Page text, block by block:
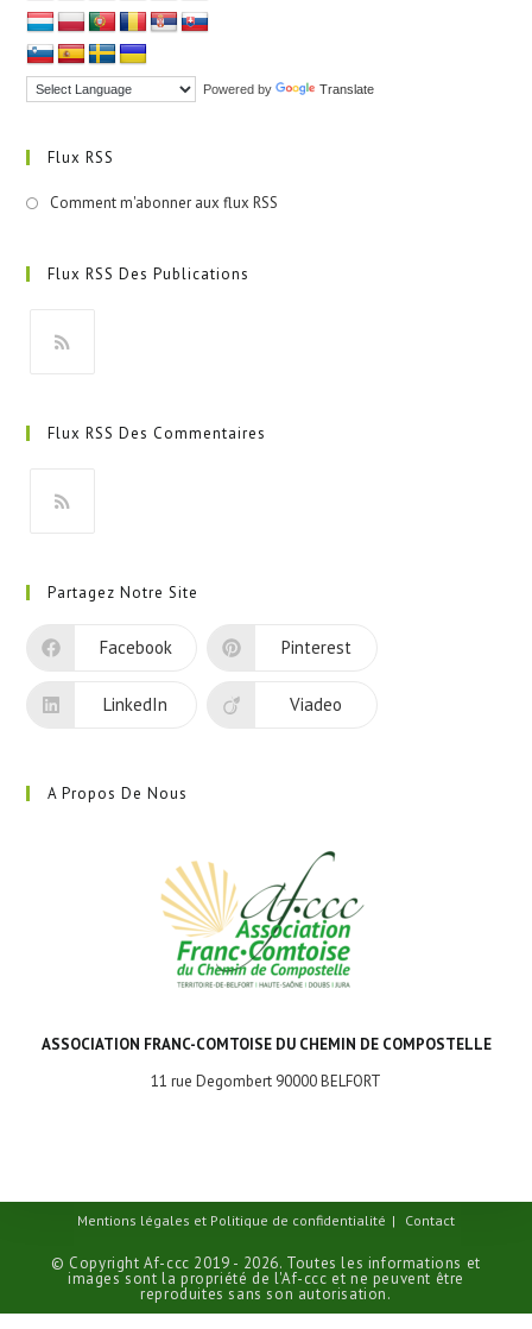
Powered by Translate
Flux RSS
Comment m'abonner aux flux RSS
Flux RSS Des Publications
un
onglet
Flux RSS Des Commentaires
un
nouvel
Partagez Notre Site
Facebook Pinterest
LinkedIn Viadeo
A Propos De Nous
ASSOCIATION FRANC-COMTOISE DU CHEMIN DE COMPOSTELLE
11 rue Degombert 90000 BELFORT
Mentions légales et Politique de confidentialité Contact
© Copyright Af-ccc 2019 - 2026. Toutes les informations et
images sont la propriété de l'Af-ccc et ne peuvent être
reproduites sans son autorisation.